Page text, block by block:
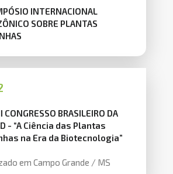
INTERNACIONAL
SOBRE PLANTAS
CONGRESSO BRASILEIRO DA
- “A Ciência das Plantas
na Era da Biotecnologia”
em Campo Grande / MS